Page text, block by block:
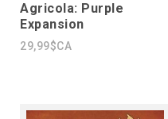
Agricola: Purple
Expansion
29,99$CA